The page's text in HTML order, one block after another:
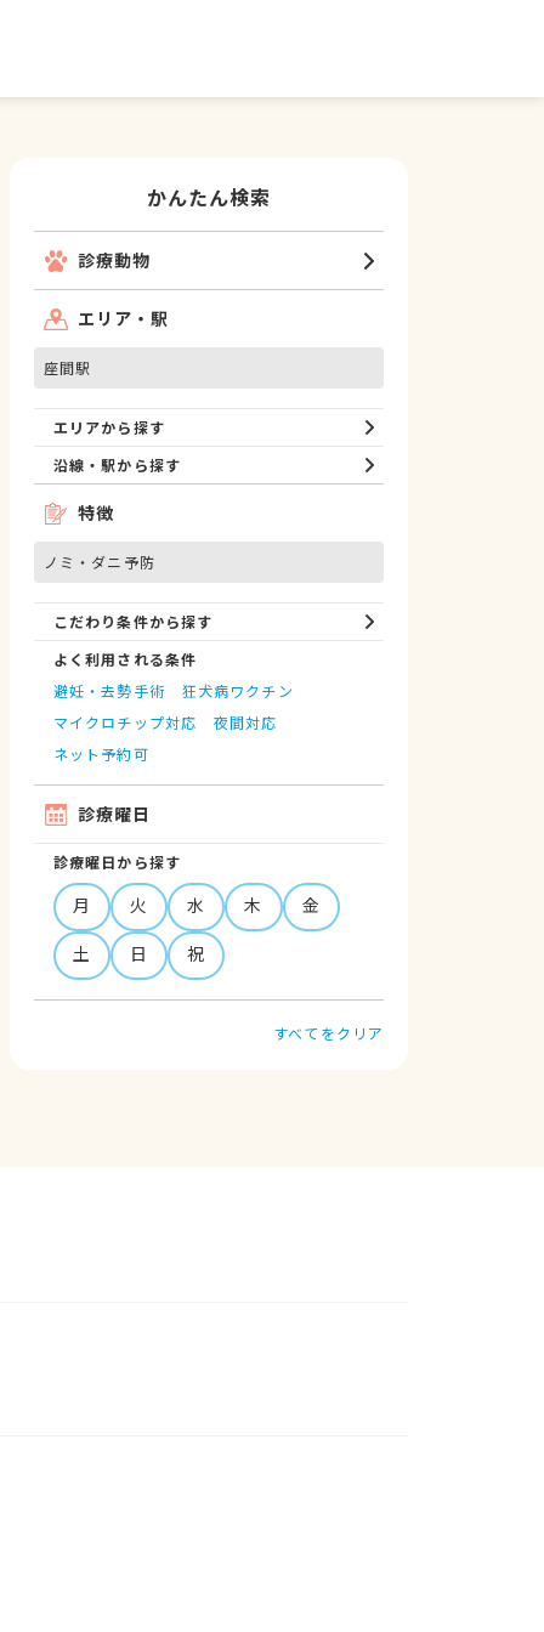
かんたん検索
診療動物
エリア・駅
座間駅
エリアから探す
沿線・駅から探す
特徴
ノミ・ダニ予防
こだわり条件から探す
よく利用される条件
避妊・去勢手術
狂犬病ワクチン
マイクロチップ対応
夜間対応
ネット予約可
診療曜日
診療曜日から探す
月 火 水 木
金
土
日 祝
すべてをクリア